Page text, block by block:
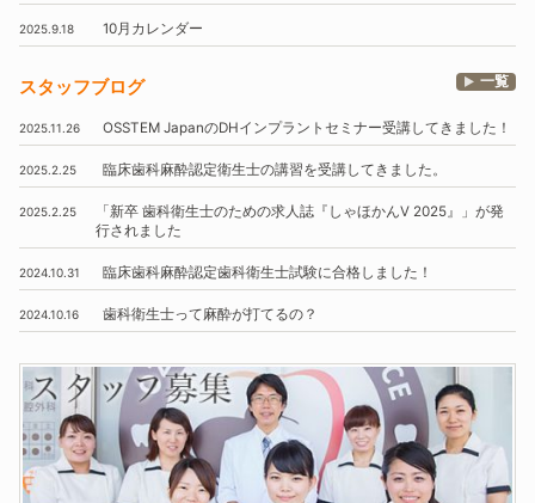
2025.9.18 10月 カレンダー
スタッフブログ 一覧
2025.11.26 OSSTEM JapanのDHインプラントセミナー受講してきました！
2025.2.25 臨床歯科麻酔認定衛生士の講習を受講してきました。
2025.2.25 「新卒 歯科衛生士のための求人誌『しゃほかんV 2025』」 が発
行されました
2024.10.31 臨床歯科麻酔認定歯科衛生士試験に合格しました！
2024.10.16 歯科衛生士って麻酔が打てるの？